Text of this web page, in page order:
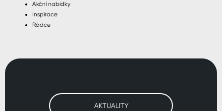
Akční nabídky
Inspirace
Rádce
AKTUALITY